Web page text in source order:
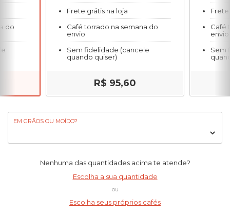
do
Frete grátis na loja
Café torrado na semana do
envio
Sem fidelidade (cancele
quando quiser)
R$ 95,60
Frete
Café
envio
Sem
EM GRÃOS OU MOÍDO?
Nenhuma das quantidades acima te atende?
Escolha a sua quantidade
ou
Escolha seus próprios cafés